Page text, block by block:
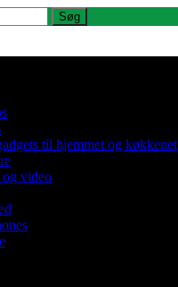
til hjemmet og køkkenet
video